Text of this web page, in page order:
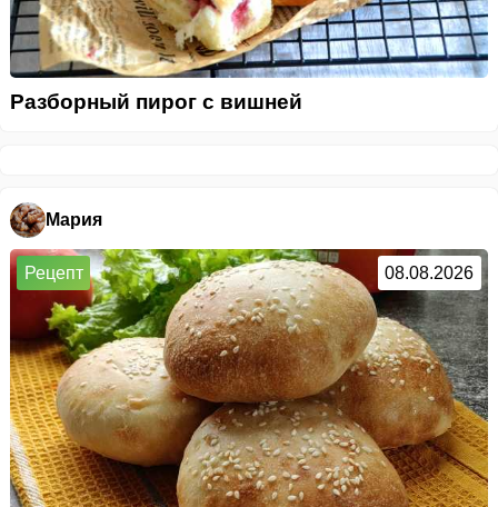
Разборный пирог с вишней
Мария
Рецепт 08.08.2026